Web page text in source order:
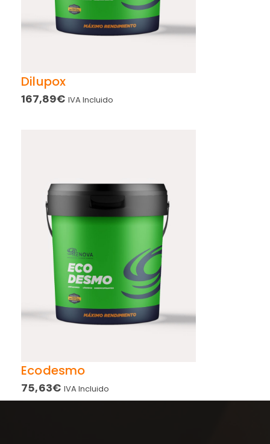
Dilupox
167,89€ IVA Incluido
Ecodesmo
75,63€ IVA Incluido